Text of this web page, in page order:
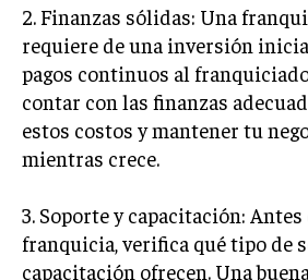
TALENTOS
RECURSOS HUMANOS Y
TALENTO
COMPENSACIÓN Y
RECLUTAMIENTO Y
DESARROLLO DE PERSONAL
GESTIÓN DEL DESEMPEÑO
CULTURA Y CLIMA
2. Finanzas sólidas: Una
requiere de una inversión
pagos continuos al
contar con las finanzas
estos costos y mantener tu
mientras crece.
3. Soporte y capacitación:
franquicia, verifica qué tipo de
capacitación ofrecen. Una